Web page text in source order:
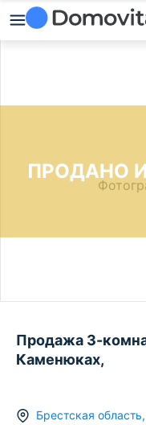
ПРОДАНО
Продажа 3-
Каменюках,
Брестская область,